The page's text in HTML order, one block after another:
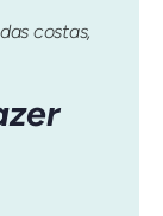
costas,